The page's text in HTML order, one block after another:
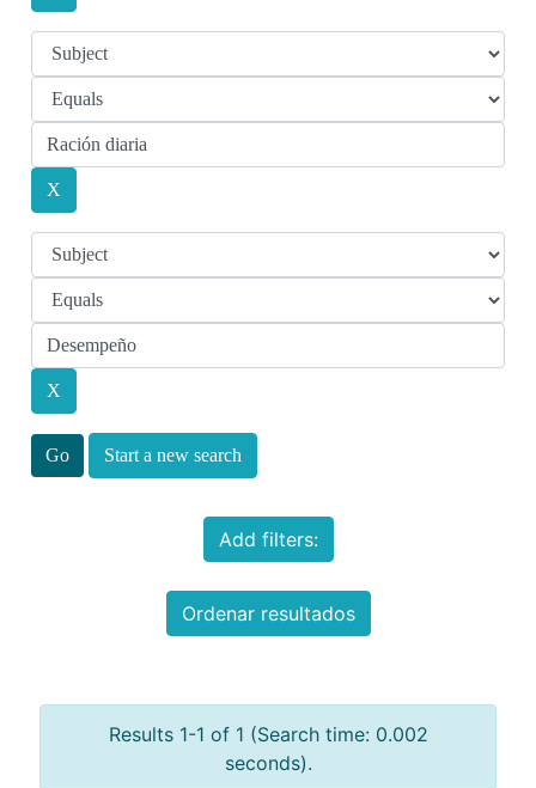
Start a new search
Add filters:
Ordenar resultados
Results 1-1 of 1 (Search time: 0.002
seconds).